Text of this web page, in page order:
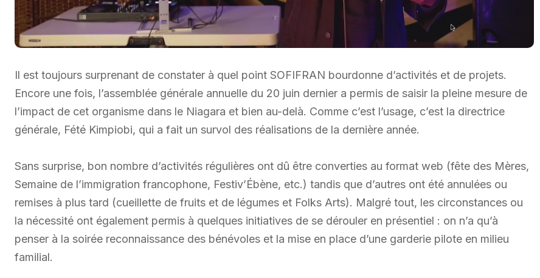
Il est toujours surprenant de constater à quel point SOFIFRAN bourdonne d’activités et de projets.
Encore une fois, l’assemblée générale annuelle du 20 juin dernier a permis de saisir la pleine mesure de
l’impact de cet organisme dans le Niagara et bien au-delà. Comme c’est l’usage, c’est la directrice
générale, Fété Kimpiobi, qui a fait un survol des réalisations de la dernière année.
Sans surprise, bon nombre d’activités régulières ont dû être converties au format web (fête des Mères,
Semaine de l’immigration francophone, Festiv’Ébène, etc.) tandis que d’autres ont été annulées ou
remises à plus tard (cueillette de fruits et de légumes et Folks Arts). Malgré tout, les circonstances ou
la nécessité ont également permis à quelques initiatives de se dérouler en présentiel : on n’a qu’à
penser à la soirée reconnaissance des bénévoles et la mise en place d’une garderie pilote en milieu
familial.